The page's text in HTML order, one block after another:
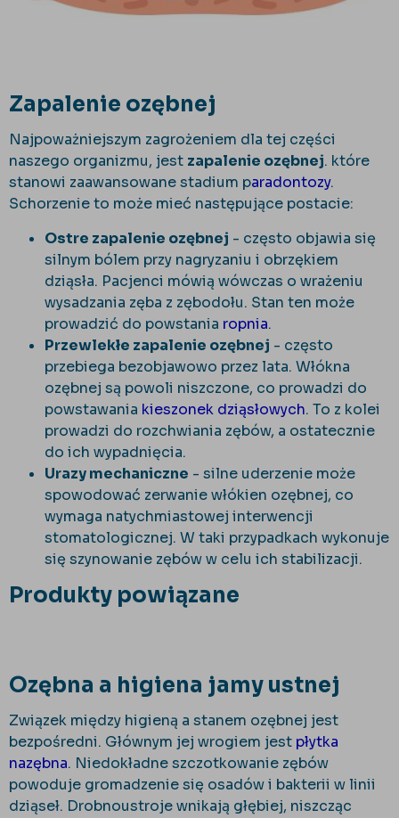
Zapalenie ozębnej
Najpoważniejszym zagrożeniem dla tej części
naszego organizmu, jest zapalenie ozębnej. które
stanowi zaawansowane stadium paradontozy.
Schorzenie to może mieć następujące postacie:
Ostre zapalenie ozębnej - często objawia się
silnym bólem przy nagryzaniu i obrzękiem
dziąsła. Pacjenci mówią wówczas o wrażeniu
wysadzania zęba z zębodołu. Stan ten może
prowadzić do powstania ropnia.
Przewlekłe zapalenie ozębnej - często
przebiega bezobjawowo przez lata. Włókna
ozębnej są powoli niszczone, co prowadzi do
powstawania kieszonek dziąsłowych. To z kolei
prowadzi do rozchwiania zębów, a ostatecznie
do ich wypadnięcia.
Urazy mechaniczne - silne uderzenie może
spowodować zerwanie włókien ozębnej, co
wymaga natychmiastowej interwencji
stomatologicznej. W taki przypadkach wykonuje
się szynowanie zębów w celu ich stabilizacji.
Produkty powiązane
Ozębna a higiena jamy ustnej
Związek między higieną a stanem ozębnej jest
bezpośredni. Głównym jej wrogiem jest płytka
nazębna. Niedokładne szczotkowanie zębów
powoduje gromadzenie się osadów i bakterii w linii
dziąseł. Drobnoustroje wnikają głębiej, niszcząc